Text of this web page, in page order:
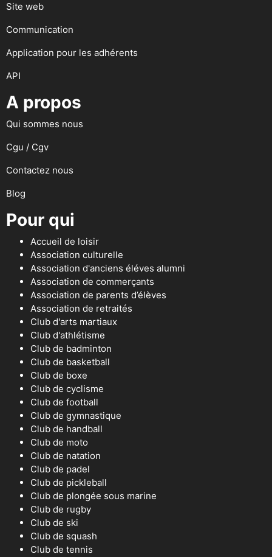
Site web
Communication
Application pour les adhérents
API
A propos
Qui sommes nous
Cgu / Cgv
Contactez nous
Blog
Pour qui
Accueil de loisir
Association culturelle
Association d'anciens éléves alumni
Association de commerçants
Association de parents d’élèves
Association de retraités
Club d'arts martiaux
Club d'athlétisme
Club de badminton
Club de basketball
Club de boxe
Club de cyclisme
Club de football
Club de gymnastique
Club de handball
Club de moto
Club de natation
Club de padel
Club de pickleball
Club de plongée sous marine
Club de rugby
Club de ski
Club de squash
Club de tennis